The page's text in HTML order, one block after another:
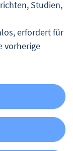
Studien,
erfordert für
vorherige